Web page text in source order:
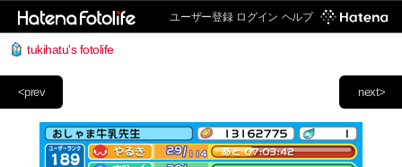
ユーザー登録 ログイン ヘルプ
tukihatu's fotolife
next>
<prev